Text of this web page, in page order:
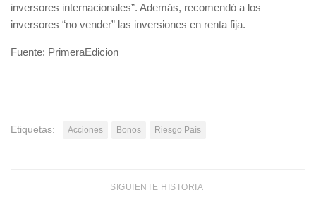
inversores internacionales”. Además, recomendó a los
inversores “no vender” las inversiones en renta fija.
Fuente: PrimeraEdicion
Etiquetas: Acciones Bonos Riesgo País
SIGUIENTE HISTORIA